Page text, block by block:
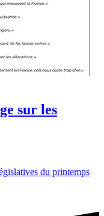
sur les
du printemps